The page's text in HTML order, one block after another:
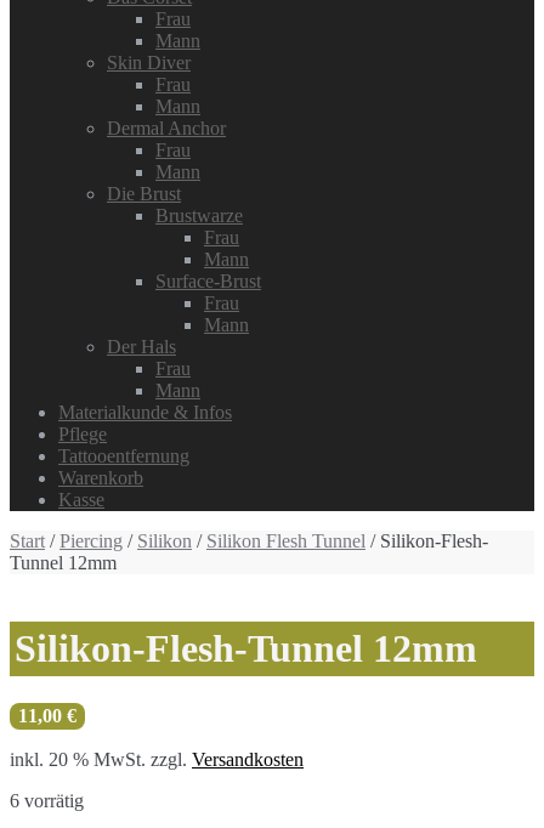
Frau
Mann
Skin Diver
Frau
Mann
Dermal Anchor
Frau
Mann
Die Brust
Brustwarze
Frau
Mann
Surface-Brust
Frau
Mann
Der Hals
Frau
Mann
Materialkunde & Infos
Pflege
Tattooentfernung
Warenkorb
Kasse
Start /Piercing / Silikon / Silikon Flesh Tunnel / Silikon-Flesh-
Tunnel 12mm
Silikon-Flesh-Tunnel 12mm
11,00 €
inkl. 20 % MwSt. zzgl. Versandkosten
6 vorrätig